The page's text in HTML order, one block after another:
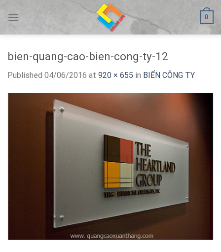
0
bien-quang-cao-bien-cong-ty-12
Published 04/06/2016 at 920 × 655 in BIỂN CÔNG TY